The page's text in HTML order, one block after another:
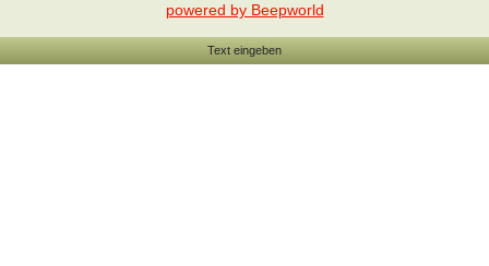
powered by Beepworld
Text eingeben